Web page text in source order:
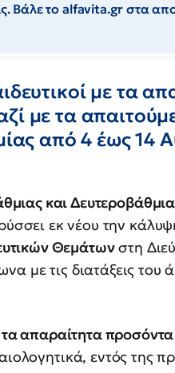
Βάλε το alfavita.gr στα
με τα
με τα
από 4 έως 14
και
εκ νέου την
Θεμάτωνστη
με τις διατάξεις του
τα απαραίτητα προσόντα
εντός της